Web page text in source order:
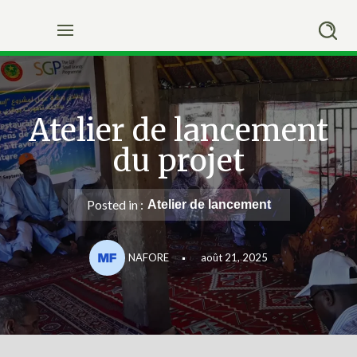
to
content
Atelier de lancement
du projet
Posted in : Atelier de lancement
NAFORE août 21, 2025